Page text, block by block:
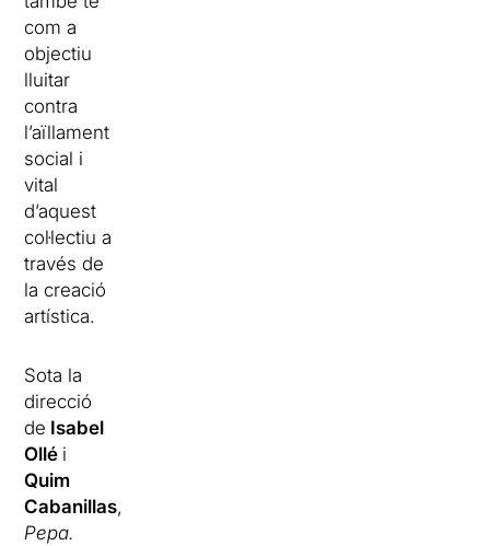
com a
objectiu
lluitar
contra
l’aïllament
social i
vital
d’aquest
col·lectiu a
través de
la creació
artística.
Sota la
direcció
de Isabel
Ollé i
Quim
Cabanillas,
Pepa.